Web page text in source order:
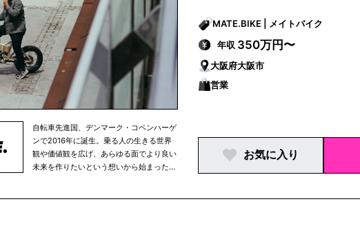
https://www.casetify.com/ja_JP/ 【日本市
場参入について】 2016年に日本市場へ正規
参入（Casetify Japanのオフィシャルアカウ
ント開設）。日本国内におけるスマートフォ
ン所持率が79.4%（2018年）に躍進している
背景も後押しし、イニシャル刻印やスマホの
写真を使ったカスタムができるというオリジ
ナリティ、SNS映えするデザイン性などトレ
ンドやコト消費を重視する消費行動意識か
ら、20代～30代の女性を中心にSNSと口コ
ミで広がり、飛躍的なマーケットの成長を見
せています。
自転車先進国、デンマーク・コペンハーゲ
ンで2016年に誕生。乗る人の生きる世界
観や価値観を広げ、あらゆる面でより良い
未来を作りたいという想いから始まった
MATE.BIKE | メイトバイク
年収 350万円〜
大阪府大阪市
営業
お気に入り